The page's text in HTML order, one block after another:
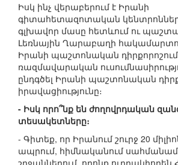
Իսկ ինչ վերաբերում է Իրանի
գիտահետազոտական
գլխավոր մասը հետևում ու
Լեռնային Ղարաբաղի
Իրանի պաշտոնական
ռազմավարական
ընդգծել Իրանի պաշտոնական
իրավացիությունը։
- Իսկ որո՞նք են ժողովրդական
տեսակետները։
- Գիտեք, որ Իրանում շուրջ 20
ապրում, հիմնականում